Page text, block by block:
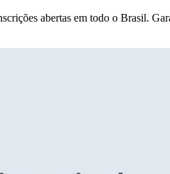
abertas em todo o Brasil.